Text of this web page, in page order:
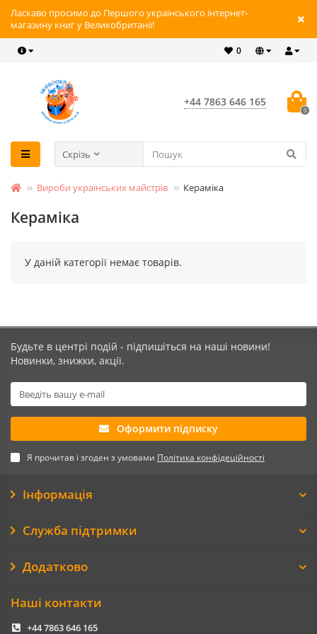
Ласкаво просимо до Першого українського інтернет-
магазину книг у Великобританії!
0
+44 7863 646 165
0
Скрізь
Вироби українських майстрів Кераміка
Кераміка
У даній категорії немає товарів.
Будьте в центрі подій - підпишіться на наші новини!
Новинки, знижки, акції.
Оформити підписку
Я прочитав і згоден з умовами Політика конфідеційності
Інформація
Служба підтримки
Додатково
Наші контакти
+44 7863 646 165